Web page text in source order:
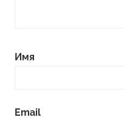
Имя
Email